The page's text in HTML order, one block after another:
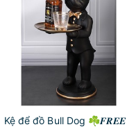
Kệ để đồ Bull Dog ☘𝑭𝑹𝑬𝑬